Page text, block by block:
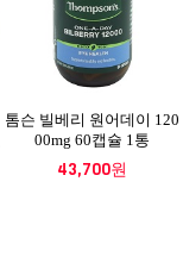
톰슨 빌베리 원어데이 120
00mg 60캡슐 1통
43,700원